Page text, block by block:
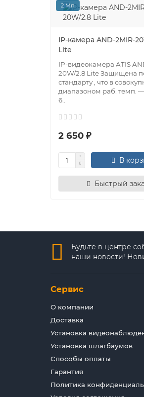
2 Мп
IP-камера AND-2MIR-
Lite
IP-видеокамера ATIS
20W/2.8 Lite Защищена
стандарту , что в
диапазоном раб. темп.
6..
2 650 ₽
В
Быстрый
Будьте в центре
наши новости!
Сервис
О компании
Доставка
Установка
Установка шлагбаумов
Способы оплаты
Гарантия
Политика